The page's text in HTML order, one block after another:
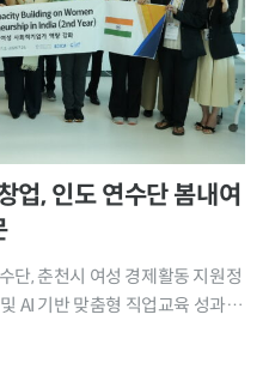
업, 인도 연수단 봄내여
단, 춘천시 여성 경제활동 지원정
AI 기반 맞춤형 직업교육 성과 공